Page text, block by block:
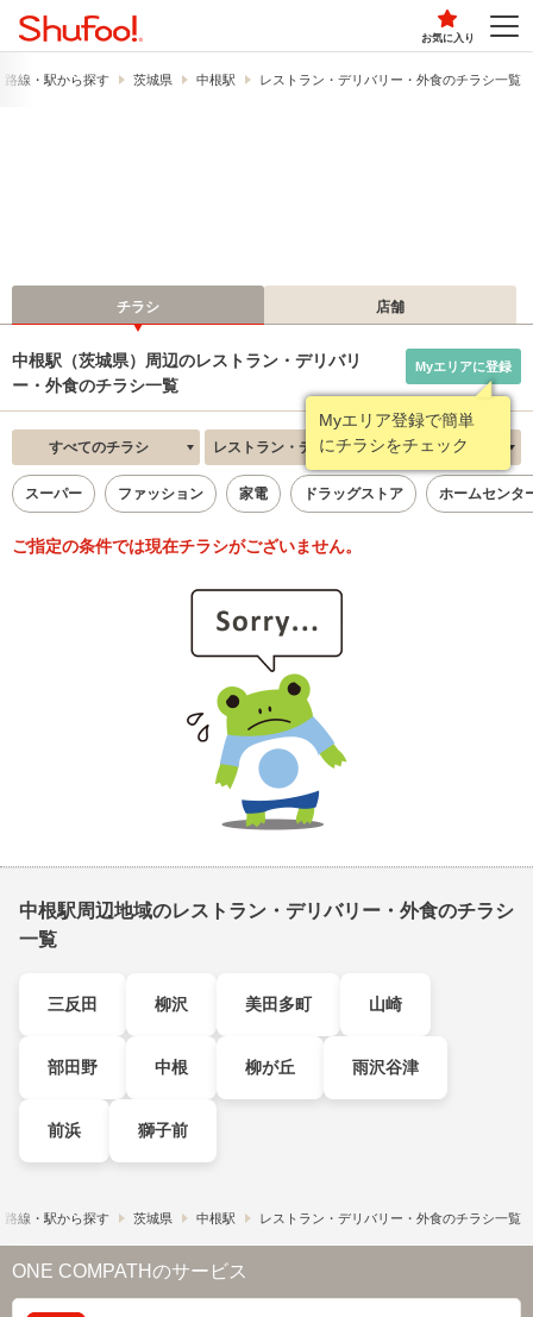
お気に入り
路線・駅から探す 茨城県 中根駅 レストラン・デリバリー・外食のチラシ一覧
チラシ 店舗
中根駅（茨城県）周辺のレストラン・デリバリ
ー・外食のチラシ一覧
Myエリア登録で簡単
にチラシをチェック
Myエリアに登録
すべてのチラシ レストラン・デリバリー・外食 新着順
スーパー ファッション 家電 ドラッグストア ホームセンタ
ご指定の条件では現在チラシがございません。
中根駅周辺地域のレストラン・デリバリー・外食のチラシ
一覧
三反田 柳沢 美田多町 山崎
部田野 中根 柳が丘 雨沢谷津
前浜 獅子前
路線・駅から探す 茨城県 中根駅 レストラン・デリバリー・外食のチラシ一覧
ONE COMPATHのサービス